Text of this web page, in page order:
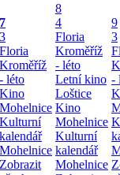
7
3
Floria
Kroměříž
- léto
Kino
Mohelnice
Kulturní
kalendář
Mohelnice
Zobrazit
8
4
Floria
Kroměříž
- léto
Letní kino
Loštice
Kino
Mohelnice
Kulturní
kalendář
Mohelnice
9
3
-